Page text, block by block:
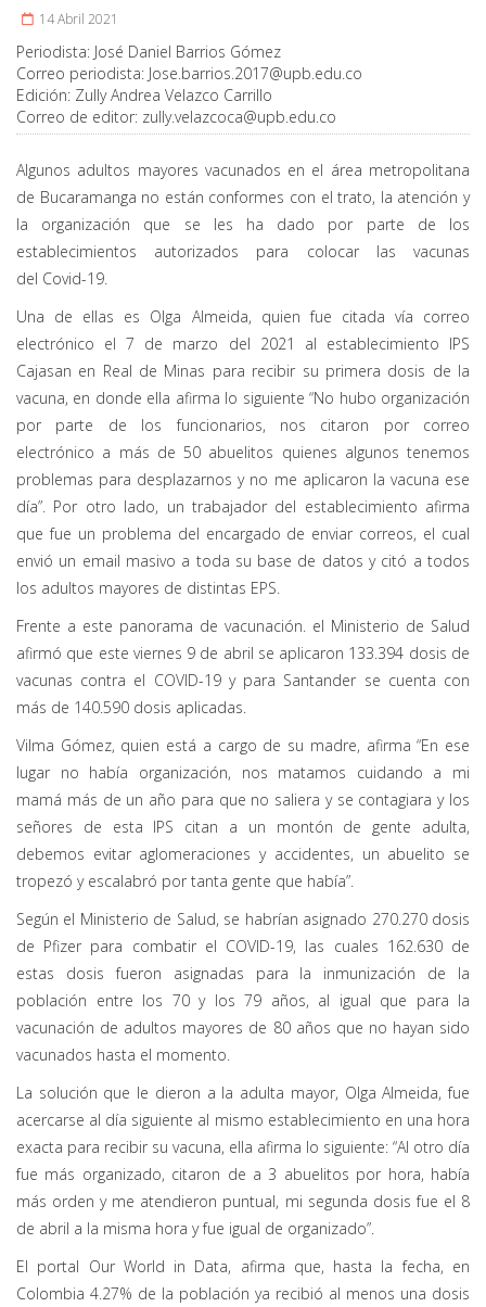
14 Abril 2021
Periodista: José Daniel Barrios Gómez
Correo periodista: Jose.barrios.2017@upb.edu.co
Edición: Zully Andrea Velazco Carrillo
Correo de editor: zully.velazcoca@upb.edu.co
Algunos adultos mayores vacunados en el área metropolitana
de Bucaramanga no están conformes con el trato, la atención y
la organización que se les ha dado por parte de los
establecimientos autorizados para colocar las vacunas
del Covid-19.
Una de ellas es Olga Almeida, quien fue citada vía correo
electrónico el 7 de marzo del 2021 al establecimiento IPS
Cajasan en Real de Minas para recibir su primera dosis de la
vacuna, en donde ella afirma lo siguiente “No hubo organización
por parte de los funcionarios, nos citaron por correo
electrónico a más de 50 abuelitos quienes algunos tenemos
problemas para desplazarnos y no me aplicaron la vacuna ese
día”. Por otro lado, un trabajador del establecimiento afirma
que fue un problema del encargado de enviar correos, el cual
envió un email masivo a toda su base de datos y citó a todos
los adultos mayores de distintas EPS.
Frente a este panorama de vacunación. el Ministerio de Salud
afirmó que este viernes 9 de abril se aplicaron 133.394 dosis de
vacunas contra el COVID-19 y para Santander se cuenta con
más de 140.590 dosis aplicadas.
Vilma Gómez, quien está a cargo de su madre, afirma “En ese
lugar no había organización, nos matamos cuidando a mi
mamá más de un año para que no saliera y se contagiara y los
señores de esta IPS citan a un montón de gente adulta,
debemos evitar aglomeraciones y accidentes, un abuelito se
tropezó y escalabró por tanta gente que había”.
Según el Ministerio de Salud, se habrían asignado 270.270 dosis
de Pfizer para combatir el COVID-19, las cuales 162.630 de
estas dosis fueron asignadas para la inmunización de la
población entre los 70 y los 79 años, al igual que para la
vacunación de adultos mayores de 80 años que no hayan sido
vacunados hasta el momento.
La solución que le dieron a la adulta mayor, Olga Almeida, fue
acercarse al día siguiente al mismo establecimiento en una hora
exacta para recibir su vacuna, ella afirma lo siguiente: “Al otro día
fue más organizado, citaron de a 3 abuelitos por hora, había
más orden y me atendieron puntual, mi segunda dosis fue el 8
de abril a la misma hora y fue igual de organizado”.
El portal Our World in Data, afirma que, hasta la fecha, en
Colombia 4.27% de la población ya recibió al menos una dosis